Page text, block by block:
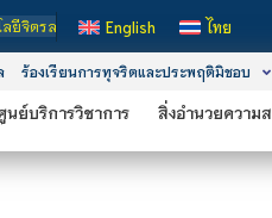
นสถาบันอุดมศึกษาในกำกับของรัฐ เปิดห
English ไทย
ร้องเรียนการทุจริตและประพฤติมิชอบ
นย์บริการวิชาการ สิ่งอำนวยความ